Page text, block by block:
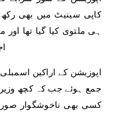
کاپی سینیٹ میں بھی
ہی ملتوی کیا گیا تھا
اپوزیشن کے اراکین
جمع ہوئے جب کہ کچھ وزیر
کسی بھی ناخوشگوار